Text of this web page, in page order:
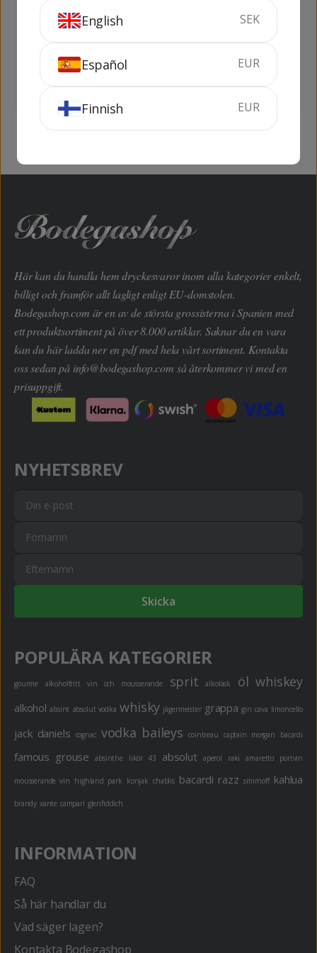
Dulces 1 lit
22%
Aiguanaf Compost
Här kan du handla hem dryckesvaror inom alla kategorier enkelt,
billigt och framför allt lagligt enligt EU-domstolen.
Bodegashop.com är en av de största grossisterna i Spanien med
ett produktsortiment på över 8.000 artiklar. Saknar du en vara
kan du här ladda ner en pdf med hela vårt sortiment. Kontakta
oss sedan på info@bodegashop.com så återkommer vi med en
prisuppgift.
NYHETSBREV
Skicka
POPULÄRA KATEGORIER
gourme alkoholfritt vin och mousserande sprit alkoläsk öl whiskey
alkohol absint absolut vodka whisky jägermeister grappa gin cava limoncello
jack daniels cognac vodka baileys cointreau captain morgan bacardi
famous grouse absinthe likör 43 absolut aperol raki amaretto portvin
mousserande vin highland park konjak chablis bacardi razz smirnoff kahlua
brandy xante campari glenfiddich
INFORMATION
FAQ
Så här handlar du
Vad säger lagen?
Kontakta Bodegashop
English SEK
Español EUR
Finnish EUR